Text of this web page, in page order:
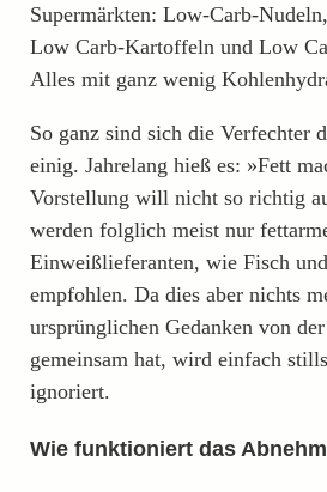
Supermärkten: Low-Carb-
Low Carb-Kartoffeln und Low
Alles mit ganz wenig
So ganz sind sich die Verfechter
einig. Jahrelang hieß es: »Fett
Vorstellung will nicht so richtig
werden folglich meist nur
Einweißlieferanten, wie Fisch
empfohlen. Da dies aber nichts
ursprünglichen Gedanken von
gemeinsam hat, wird einfach
ignoriert.
Wie funktioniert das